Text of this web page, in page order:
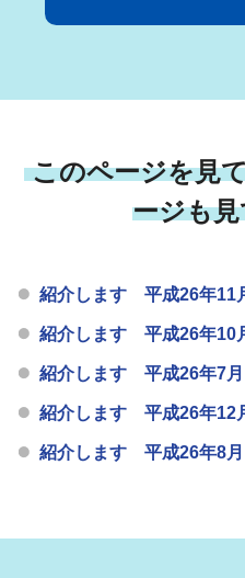
このページを見
ージも
紹介します 平成26年11
紹介します 平成26年10
紹介します 平成26年7月
紹介します 平成26年12
紹介します 平成26年8月